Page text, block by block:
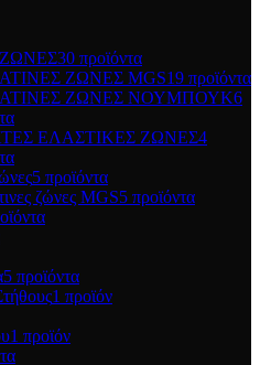
30 προϊόντα
ΖΩΝΕΣ MGS19 προϊόντα
ΖΩΝΕΣ ΝΟΥΜΠΟΥΚ6
ΕΛΑΣΤΙΚΕΣ ΖΩΝΕΣ4
5 προϊόντα
ζώνες MGS5 προϊόντα
5 προϊόντα
1 προϊόν
1 προϊόν